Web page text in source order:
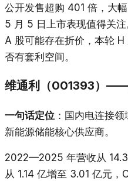
公开发售超购 401 倍，大
5 月 5 日上市表现值得关
A 股可能存在折价，本轮
否有套利空间。
维通利（001393）
一句话定位 ：国内电连接
新能源储能核心供应商。
2022—2025 年营收从
从 1.14 亿增至 3.01 亿元，